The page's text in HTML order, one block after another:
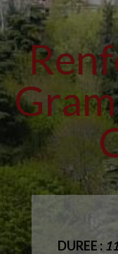
DUREE :